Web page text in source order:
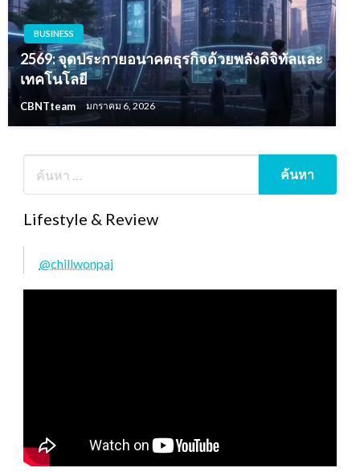
BUSINESS
2569: จุดประกายอนาคตธุรกิจด้วยพลังดิจิทัลและ
เทคโนโลยี
CBNTteam มกราคม 6, 2026
Lifestyle & Review
@chillwonpai